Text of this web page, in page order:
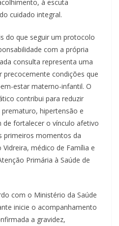
à escuta
cuidado integral.
do que seguir um protocolo
com a própria
consulta representa uma
condições que
estar materno-infantil. O
contribui para reduzir
hipertensão e
de fortalecer o vínculo afetivo
primeiros momentos da
médico de Família e
Primária à Saúde de
com o Ministério da Saúde
inicie o acompanhamento
a gravidez,